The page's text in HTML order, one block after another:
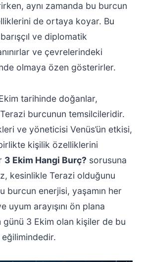
aynı zamanda bu burcun
de ortaya koyar. Bu
ve diplomatik
ve çevrelerindeki
olmaya özen gösterirler.
tarihinde doğanlar,
burcunun temsilcileridir.
ve yöneticisi Venüs’ün etkisi,
kişilik özelliklerini
3 Ekim Hangi Burç? sorusuna
kesinlikle Terazi olduğunu
burcun enerjisi, yaşamın her
uyum arayışını ön plana
günü 3 Ekim olan kişiler de bu
eğilimindedir.